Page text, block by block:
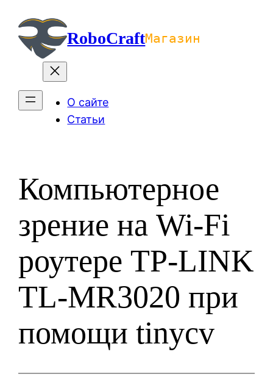
содержимомуRoboCraftМагазин
О сайте
Статьи
Компьютерное
зрение на Wi-Fi
роутере TP-LINK
TL-MR3020 при
помощи tinycv